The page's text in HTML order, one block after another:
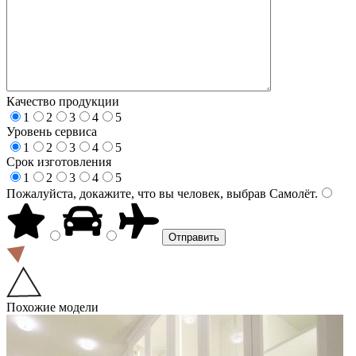
Качество продукции
1
2 3 4
5
Уровень сервиса
1
2 3 4
5
Срок изготовления
1
2 3 4
5
Пожалуйста, докажите, что вы человек, выбрав Самолёт.
Похожие модели